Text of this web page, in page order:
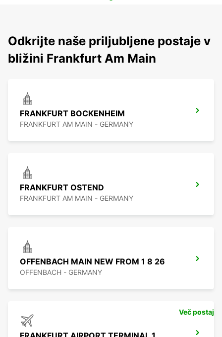
Odkrijte naše priljubljene postaje v
bližini Frankfurt Am Main
FRANKFURT BOCKENHEIM
FRANKFURT AM MAIN - GERMANY
FRANKFURT OSTEND
FRANKFURT AM MAIN - GERMANY
OFFENBACH MAIN NEW FROM 1 8 26
OFFENBACH - GERMANY
Več postaj